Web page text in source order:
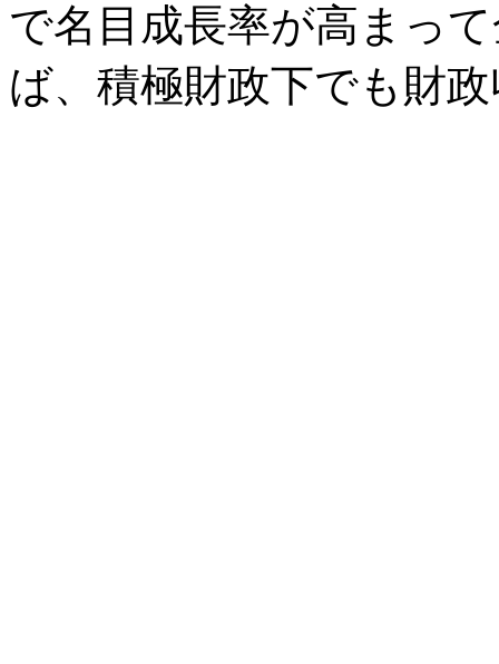
で名目成長率が高まっ
ば、積極財政下でも財